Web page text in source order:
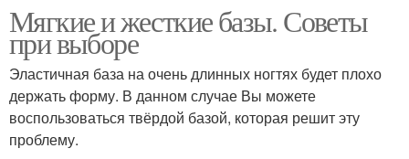
Мягкие и жесткие базы. Советы
при выборе
Эластичная база на очень длинных ногтях будет плохо
держать форму. В данном случае Вы можете
воспользоваться твёрдой базой, которая решит эту
проблему.